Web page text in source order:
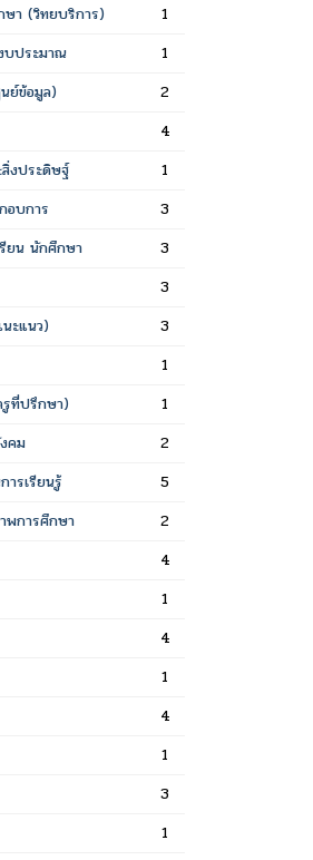
ษา (วิทยบริการ)
1
บประมาณ
1
ย์ข้อมูล)
2
4
งประดิษฐ์
1
อบการ
3
ยน นักศึกษา
3
3
ะแนว)
3
1
ที่ปรึกษา)
1
คม
2
รเรียนรู้
5
พการศึกษา
2
4
1
4
1
4
1
3
1